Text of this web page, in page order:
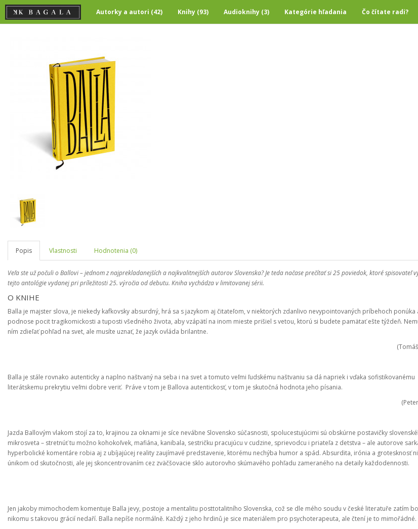
Autorky a autori (42) Knihy (93) Audioknihy (3) Kategórie hľadania Čo čítate radi?
Popis Vlastnosti Hodnotenia (0)
Veľa ste už počuli o Ballovi – jednom z najprekladanejších a najkvalitnejších autorov Slovenska? Je teda načase prečítať si 25 poviedok, ktoré spisovateľ
tejto antológie vydanej pri príležitosti 25. výročia od debutu. Kniha vychádza v limitovanej sérii.
O KNIHE
Balla je majster slova, je niekedy kafkovsky absurdný, hrá sa s jazykom aj čitateľom, v niektorých zdanlivo nevypointovaných príbehoch ponúka
podnose pocit tragikomickosti a tuposti všedného života, aby vzápätí na inom mieste prišiel s vetou, ktorú si budete pamätať ešte týždeň.
ním zdieľať pohľad na svet, ale musíte uznať, že jazyk ovláda brilantne.
Balla je stále rovnako autenticky a naplno naštvaný na seba i na svet a tomuto veľmi ľudskému naštvaniu sa dá napriek i vďaka sofistikovanému
literátskemu prekrytiu veľmi dobre veriť. Práve v tom je Ballova autentickosť, v tom je skutočná hodnota jeho písania.
Jazda Ballovým vlakom stojí za to, krajinou za oknami je síce nevábne Slovensko súčasnosti, spolucestujúcimi sú obskúrne postavičky
mikrosveta – stretnúť tu možno kohokoľvek, mafiána, kanibala, sestričku pracujúcu v cudzine, sprievodcu i priateľa z detstva – ale autorove
hyperbolické komentáre robia aj z ubíjajúcej reality zaujímavé predstavenie, ktorému nechýba humor a spád. Absurdita, irónia a grotesknosť
únikom od skutočnosti, ale jej skoncentrovaním cez zväčšovacie sklo autorovho skúmavého pohľadu zameraného na detaily každodennosti.
Jen jakoby mimochodem komentuje Balla jevy, postoje a mentalitu posttotalitního Slovenska, což se dle mého soudu v české literatuře zatím
nikomu s takovou grácií nedaří. Balla nepíše normálně. Každý z jeho hrdinů je sice materiálem pro psychoterapeuta, ale čtení je to mimořádné.